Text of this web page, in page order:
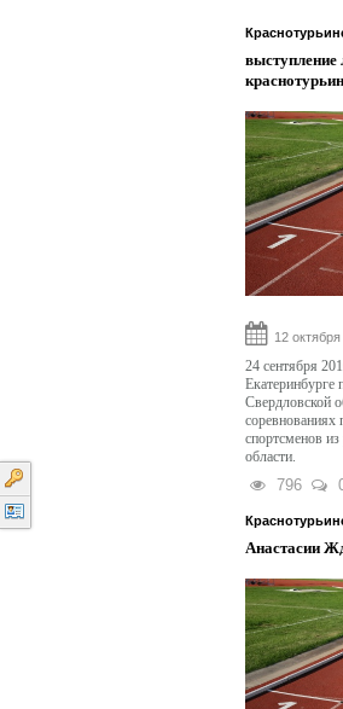
выступление
12
24 сентября
Екатеринбурге
Свердловской
соревнованиях
спортсменов
области.
796
Анастасии